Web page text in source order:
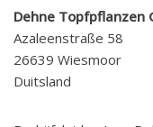
Dehne Topfpflanzen
Azaleenstraße 58
26639 Wiesmoor
Duitsland